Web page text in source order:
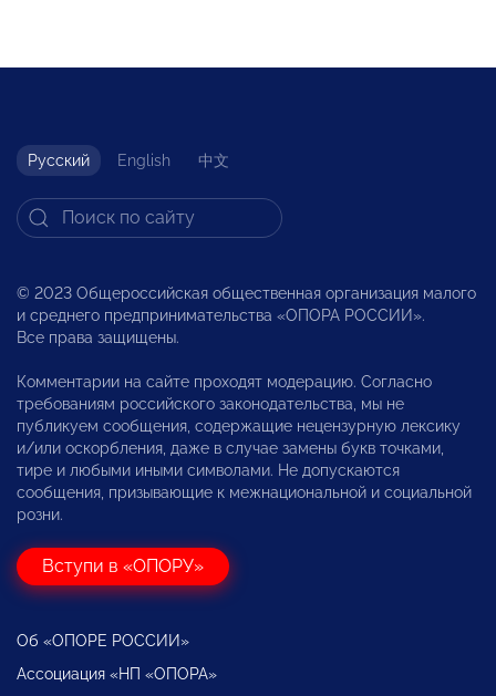
Русский English 中文
© 2023 Общероссийская общественная организация малого
и среднего предпринимательства «ОПОРА РОССИИ».
Все права защищены.
Комментарии на сайте проходят модерацию. Согласно
требованиям российского законодательства, мы не
публикуем сообщения, содержащие нецензурную лексику
и/или оскорбления, даже в случае замены букв точками,
тире и любыми иными символами. Не допускаются
сообщения, призывающие к межнациональной и социальной
розни.
Вступи в «ОПОРУ»
Об «ОПОРЕ РОССИИ»
Ассоциация «НП «ОПОРА»